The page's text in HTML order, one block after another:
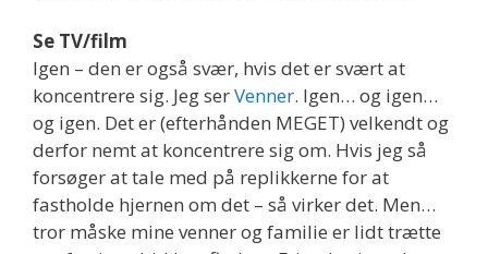
Se TV/film
Igen – den er også svær, hvis det er svært at
koncentrere sig. Jeg serVenner. Igen… og igen…
og igen. Det er (efterhånden MEGET) velkendt og
derfor nemt at koncentrere sig om. Hvis jeg så
forsøger at tale med på replikkerne for at
fastholde hjernen om det – så virker det. Men…
tror måske mine venner og familie er lidt trætte